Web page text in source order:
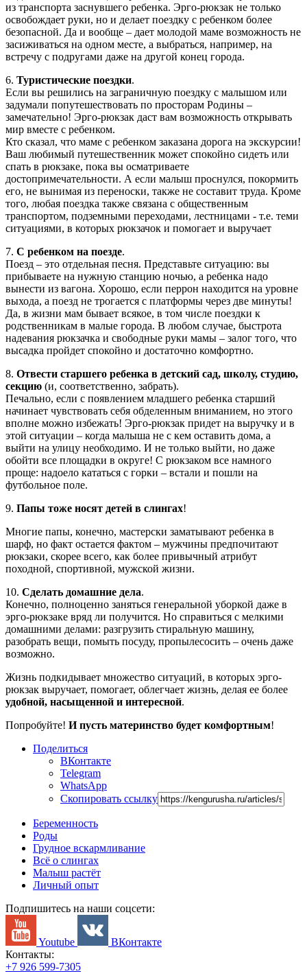
из транспорта заснувшего ребенка. Эрго-рюкзак не только
освобождает руки, но и делает поездку с ребенком более
безопасной. Да и вообще – дает молодой маме возможность не
засиживаться на одном месте, а выбраться, например, на
встречу с подругами даже на другой конец города.
6. Туристические поездки.
Если вы решились на заграничную поездку с малышом или
задумали попутешествовать по просторам Родины –
замечательно! Эрго-рюкзак даст вам возможность открывать
мир вместе с ребенком.
Кто сказал, что маме с ребенком заказана дорога на экскурсии!
Ваш любимый путешественник может спокойно сидеть или
спать в рюкзаке, пока вы осматриваете
достопримечательности. А если малыш проснулся, покормить
его, не вынимая из переноски, также не составит труда. Кроме
того, любая поездка также связана с общественным
транспортом, подземными переходами, лестницами - т.е. теми
ситуациями, в которых рюкзачок и помогает и выручает
7. С ребенком на поезде.
Поезд – это отдельная песня. Представьте ситуацию: вы
прибываете на нужную станцию ночью, а ребенка надо
вынести из вагона. Хорошо, если перрон находится на уровне
выхода, а поезд не трогается с платформы через две минуты!
Да, в жизни мам бывает всякое, в том числе поездки к
родственникам в малые города. В любом случае, быстрота
надевания рюкзачка и свободные руки мамы – залог того, что
высадка пройдет спокойно и достаточно комфортно.
8. Отвести старшего ребенка в детский сад, школу, студию,
секцию (и, соответственно, забрать).
Печально, если с появлением младшего ребенка старший
начинает чувствовать себя обделенным вниманием, но этого
вполне можно избежать! Эрго-рюкзак придет на выручку и в
этой ситуации – когда малыша не с кем оставить дома, а
выйти на улицу необходимо. И не только выйти, но даже
обойти все площадки в округе! С рюкзаком все намного
проще: надоело кататься с горки – встали и пошли на
футбольное поле.
9. Папы тоже носят детей в слингах!
Многие папы, конечно, мастерски заматывают ребенка в
шарф, но факт остается фактом – мужчины предпочитают
рюкзаки, скорее всего, как более привычный атрибут
походной, спортивной, мужской жизни.
10. Сделать домашние дела.
Конечно, полноценно заняться генеральной уборкой даже в
эрго-рюкзаке вряд ли получится. Но справиться с мелкими
домашними делами: разгрузить стиральную машину,
разобрать вещи, помыть посуду, пропылесосить – очень даже
возможно.
Жизнь подкидывает множество ситуаций, в которых эрго-
рюкзак выручает, помогает, облегчает жизнь, делая ее более
удобной, насыщенной и интересной.
Попробуйте! И пусть материнство будет комфортным!
Поделиться
ВКонтакте
Telegram
WhatsApp
Скопировать ссылку
Беременность
Роды
Грудное вскармливание
Всё о слингах
Малыш растёт
Личный опыт
Подпишитесь на наши соцсети:
Youtube
ВКонтакте
Контакты:
+7 926 599-7305